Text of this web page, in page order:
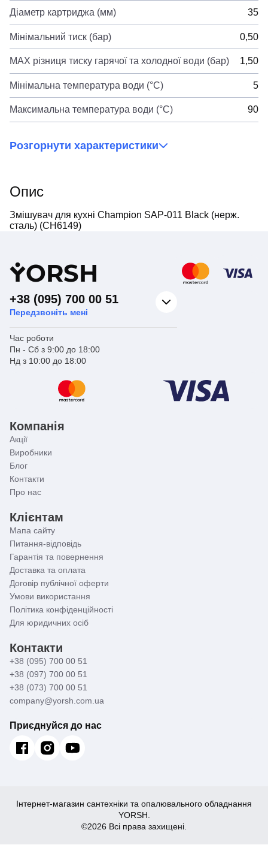
Діаметр картриджа (мм) 35
Мінімальний тиск (бар) 0,50
MAX різниця тиску гарячої та холодної води (бар) 1,50
Мінімальна температура води (°C) 5
Максимальна температура води (°C) 90
Розгорнути характеристики
Опис
Змішувач для кухні Champion SAP-011 Black (нерж.
сталь) (CH6149)
YORSH
+38 (095) 700 00 51
Передзвоніть мені
Час роботи
Пн - Сб з 9:00 до 18:00
Нд з 10:00 до 18:00
Компанія
Акції
Виробники
Блог
Контакти
Про нас
Клієнтам
Мапа сайту
Питання-відповідь
Гарантія та повернення
Доставка та оплата
Договір публічної оферти
Умови використання
Політика конфіденційності
Для юридичних осіб
Контакти
+38 (095) 700 00 51
+38 (097) 700 00 51
+38 (073) 700 00 51
company@yorsh.com.ua
Приєднуйся до нас
Інтернет-магазин сантехніки та опалювального обладнання
YORSH.
©2026 Всі права захищені.